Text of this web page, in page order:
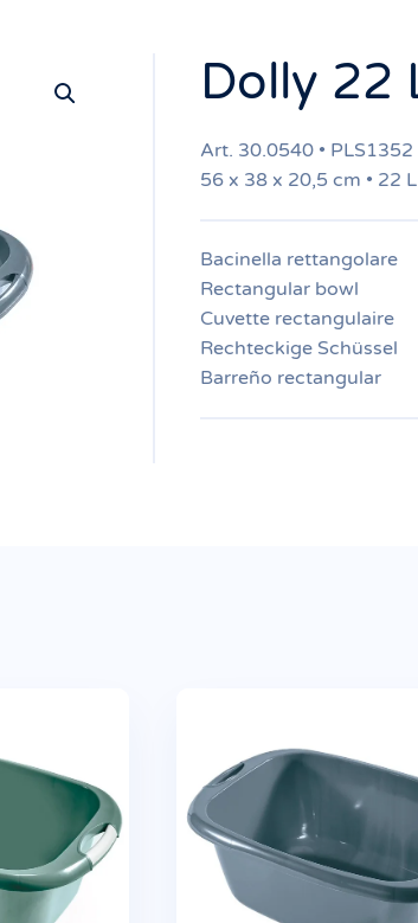
Dolly 22
Art. 30.0540 • PLS1352
56 x 38 x 20,5 cm • 22 L
Bacinella rettangolare
Rectangular bowl
Cuvette rectangulaire
Rechteckige Schüssel
Barreño rectangular